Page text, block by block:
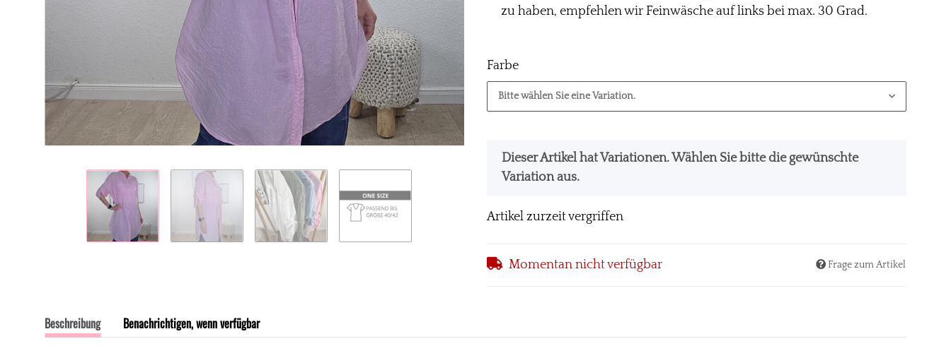
zu haben, empfehlen wir Feinwäsche auf links bei max. 30 Grad.
Farbe
Bitte wählen Sie eine Variation.
x
Dieser Artikel hat Variationen. Wählen Sie bitte die gewünschte
Variation aus.
Artikel zurzeit vergriffen
Momentan nicht verfügbar Frage zum Artikel
Beschreibung Benachrichtigen, wenn verfügbar